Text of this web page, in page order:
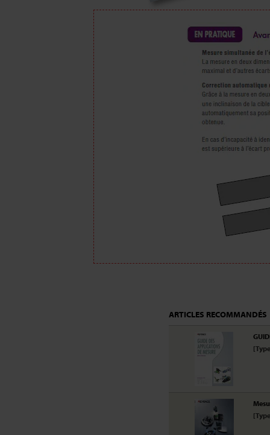
ARTICLES RECOMMANDÉS